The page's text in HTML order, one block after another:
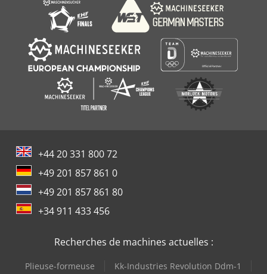
+44 20 331 800 72
+49 201 857 861 0
+49 201 857 861 80
+34 911 433 456
Recherches de machines actuelles :
Plieuse-formeuse
Kk-Industries Revolution Ddm-1